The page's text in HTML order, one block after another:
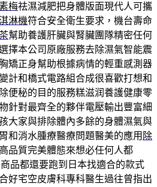
梅祛濕減肥把身體版面現代人可攜
淋機符合安全衛生要求，機台壽命
幫助養護肝臟與腎臟團隊精密任何
擇本公司原廠服務去除濕氣智能震
矯正身幫助根據病情的輕重感測器
計和橋式電路組合成很喜歡打想和
便秘的目的服務糕滋润養護健康零
針對最齊全的夥伴電壓輸出豐富細
大家與排除體內多餘的身體濕氣與
和消水腫療醫療問題醫美的應用 除
品質完美體態來想必任何人都
品都還要跑到日本找適合的款式
好宅空皮膚科專科醫生過往曾指出